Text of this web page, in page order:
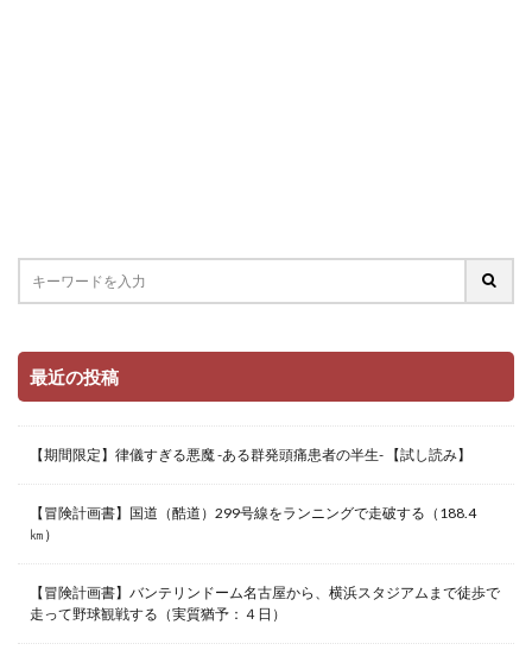
最近の投稿
【期間限定】律儀すぎる悪魔 -ある群発頭痛患者の半生- 【試し読み】
【冒険計画書】国道（酷道）299号線をランニングで走破する（188.4
㎞）
【冒険計画書】バンテリンドーム名古屋から、横浜スタジアムまで徒歩で
走って野球観戦する（実質猶予：４日）